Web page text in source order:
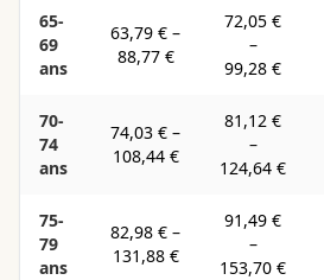
65-
69
ans
63,79 € –
88,77 €
72,05 €
–
99,28 €
70-
74
ans
74,03 € –
108,44 €
81,12 €
–
124,64 €
75-
79
ans
82,98 € –
131,88 €
91,49 €
–
153,70 €